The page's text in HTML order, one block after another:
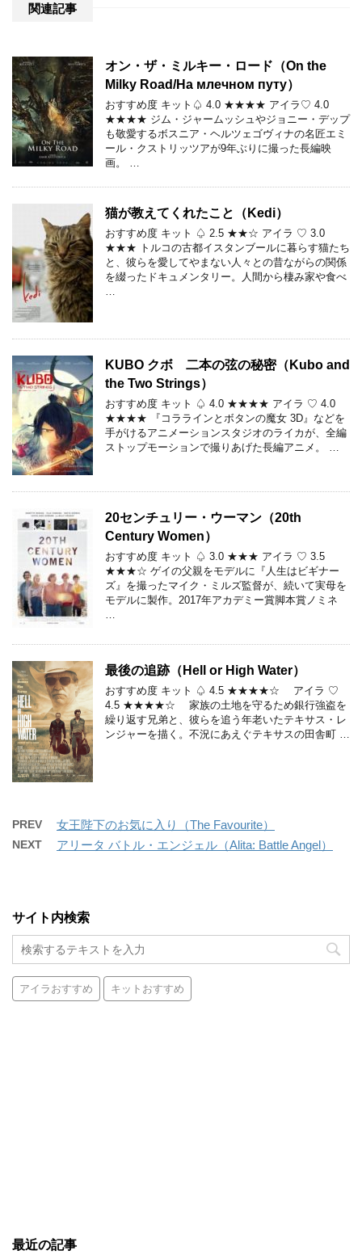
関連記事
オン・ザ・ミルキー・ロード（On the
Milky Road/На млечном путу）
おすすめ度 キット♤ 4.0 ★★★★ アイラ♡ 4.0
★★★★ ジム・ジャームッシュやジョニー・デップ
も敬愛するボスニア・ヘルツェゴヴィナの名匠エミ
ール・クストリッツアが9年ぶりに撮った長編映
画。 …
猫が教えてくれたこと（Kedi）
おすすめ度 キット ♤ 2.5 ★★☆ アイラ ♡ 3.0
★★★ トルコの古都イスタンブールに暮らす猫たち
と、彼らを愛してやまない人々との昔ながらの関係
を綴ったドキュメンタリー。人間から棲み家や食べ
KUBO クボ 二本の弦の秘密（Kubo and
the Two Strings）
おすすめ度 キット ♤ 4.0 ★★★★ アイラ ♡ 4.0
★★★★ 『コララインとボタンの魔女 3D』などを
手がけるアニメーションスタジオのライカが、全編
ストップモーションで撮りあげた長編アニメ。 …
20センチュリー・ウーマン（20th
Century Women）
おすすめ度 キット ♤ 3.0 ★★★ アイラ ♡ 3.5
★★★☆ ゲイの父親をモデルに『人生はビギナー
ズ』を撮ったマイク・ミルズ監督が、続いて実母を
モデルに製作。2017年アカデミー賞脚本賞ノミネ
最後の追跡（Hell or High Water）
おすすめ度 キット ♤ 4.5 ★★★★☆ アイラ ♡
4.5 ★★★★☆ 家族の土地を守るため銀行強盗を
繰り返す兄弟と、彼らを追う年老いたテキサス・レ
ンジャーを描く。不況にあえぐテキサスの田舎町 …
PREV 女王陛下のお気に入り（The Favourite）
NEXT アリータ バトル・エンジェル（Alita: Battle Angel）
サイト内検索
アイラおすすめ キットおすすめ
最近の記事